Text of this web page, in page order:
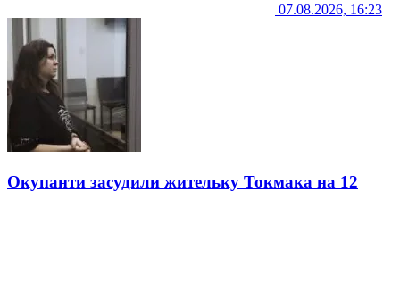
07.08.2026, 16:23
Окупанти засудили жительку Токмака на 12